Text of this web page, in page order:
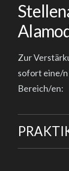
Zur
sofort eine/
Bereich/en: